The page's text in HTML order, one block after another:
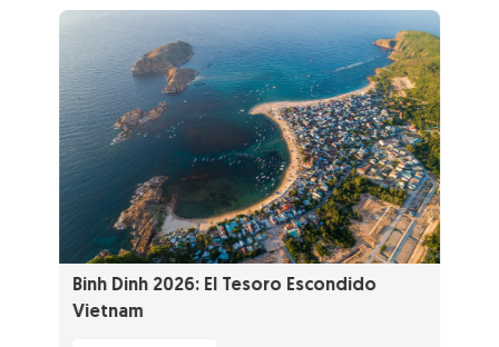
Binh Dinh 2026: El Tesoro Escondido
Vietnam